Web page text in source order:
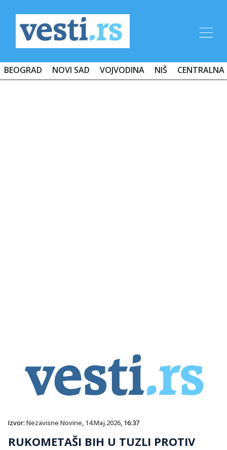
BEOGRAD NOVI SAD VOJVODINA NIŠ CENTRALNA
Izvor: Nezavisne Novine, 14.Maj.2026, 16:37
RUKOMETAŠI BIH U TUZLI PROTIV